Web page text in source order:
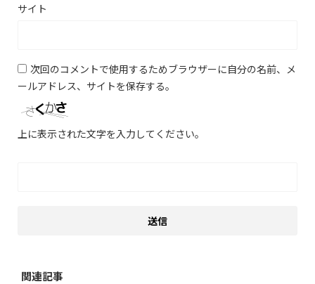
サイト
次回のコメントで使用するためブラウザーに自分の名前、メ
ールアドレス、サイトを保存する。
上に表示された文字を入力してください。
関連記事